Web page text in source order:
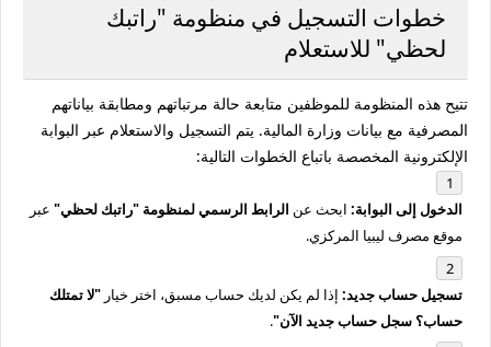
خطوات التسجيل في منظومة "راتبك
لحظي" للاستعلام
تتيح هذه المنظومة للموظفين متابعة حالة مرتباتهم ومطابقة بياناتهم
المصرفية مع بيانات وزارة المالية. يتم التسجيل والاستعلام عبر البوابة
الإلكترونية المخصصة باتباع الخطوات التالية:
الدخول إلى البوابة: ابحث عن الرابط الرسمي لمنظومة "راتبك لحظي" عبر
موقع مصرف ليبيا المركزي.
تسجيل حساب جديد: إذا لم يكن لديك حساب مسبق، اختر خيار "لا تمتلك
حساب؟ سجل حساب جديد الآن".